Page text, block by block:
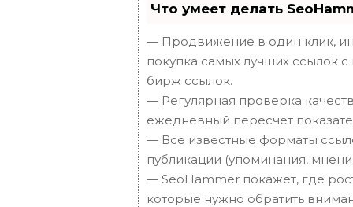
Что умеет делать
— Продвижение в один клик,
покупка самых лучших ссылок
бирж ссылок.
— Регулярная проверка
ежедневный пересчет
— Все известные форматы
публикации (упоминания,
— SeoHammer покажет, где
которые нужно обратить